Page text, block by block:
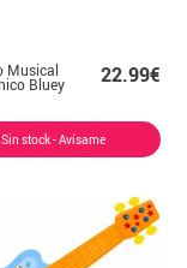
Musical
Bluey 22.99€
Sin stock - Avísame